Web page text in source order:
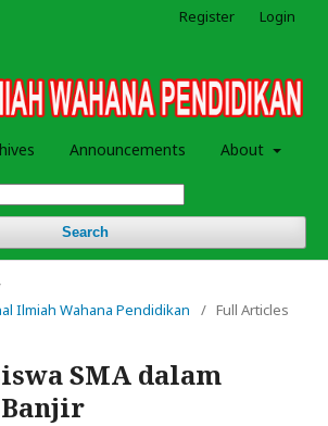
Announcements About
Search
Register Login
Ilmiah Wahana Pendidikan
/ Full Articles
SMA dalam